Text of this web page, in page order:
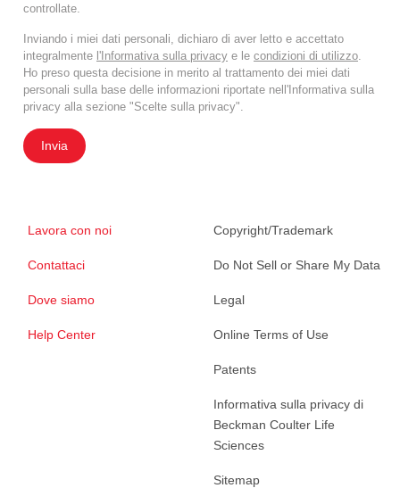
controllate.
Inviando i miei dati personali, dichiaro di aver letto e accettato
integralmente l'Informativa sulla privacy e le condizioni di utilizzo
Ho preso questa decisione in merito al trattamento dei miei dati
personali sulla base delle informazioni riportate nell'Informativa sulla
privacy alla sezione "Scelte sulla privacy".
Invia
Lavora con noi
Contattaci
Dove siamo
Help Center
Copyright/Trademark
Do Not Sell or Share My Data
Legal
Online Terms of Use
Patents
Informativa sulla privacy di
Beckman Coulter Life
Sciences
Sitemap